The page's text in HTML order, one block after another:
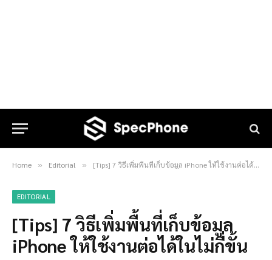
Home » Editorial » [Tips] 7 วิธีเพิ่มพื้นที่เก็บข้อมูล iPhone ให้ใช้งานต่อได้ในไม่กี่ขั้นตอน
EDITORIAL
[Tips] 7 วิธีเพิ่มพื้นที่เก็บข้อมูล
iPhone ให้ใช้งานต่อได้ในไม่กี่ขั้น